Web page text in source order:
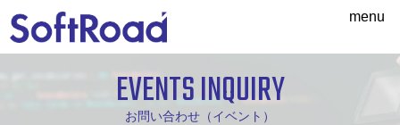
menu
EVENTS INQUIRY
お問い合わせ（イベント）